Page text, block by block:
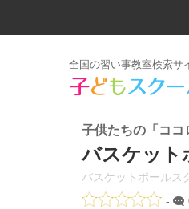
全国の習い事教室検索サ
子供たちの「ココ
バスケット
バスケットボールス
-